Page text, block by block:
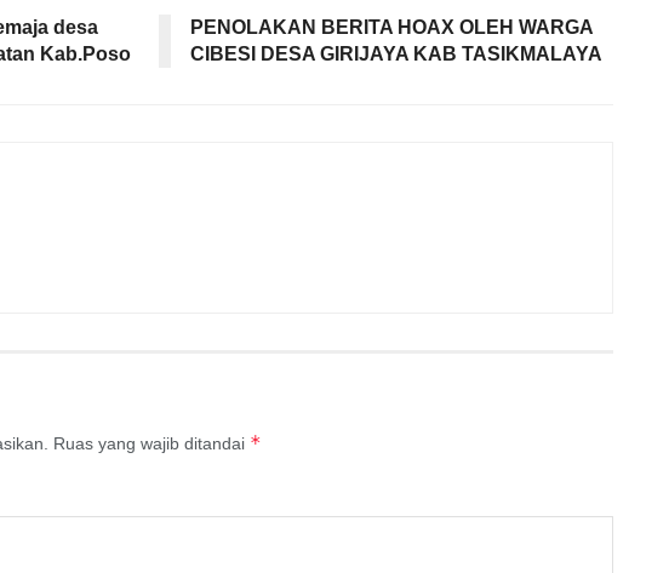
desa
Kab.Poso
PENOLAKAN BERITA HOAX OLEH WARGA
CIBESI DESA GIRIJAYA KAB TASIKMALAYA
Ruas yang wajib ditandai *